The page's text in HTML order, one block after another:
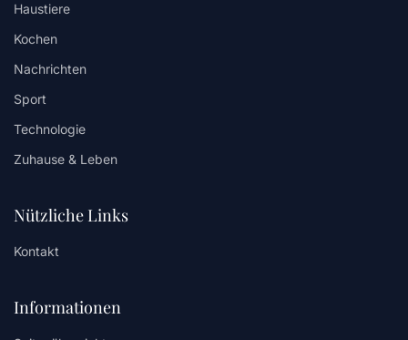
Haustiere
Kochen
Nachrichten
Sport
Technologie
Zuhause & Leben
Nützliche Links
Kontakt
Informationen